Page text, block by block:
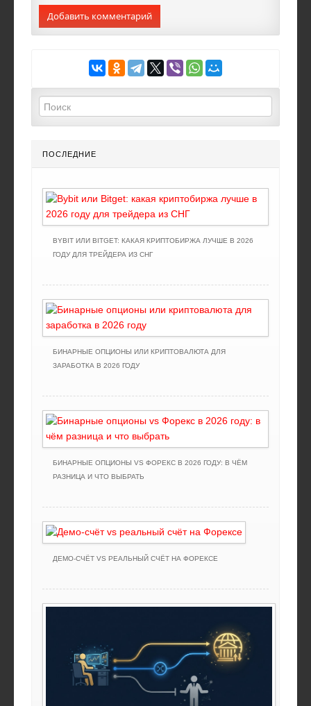
Добавить комментарий
ПОСЛЕДНИЕ
BYBIT ИЛИ BITGET: КАКАЯ КРИПТОБИРЖА ЛУЧШЕ В 2026
ГОДУ ДЛЯ ТРЕЙДЕРА ИЗ СНГ
БИНАРНЫЕ ОПЦИОНЫ ИЛИ КРИПТОВАЛЮТА ДЛЯ
ЗАРАБОТКА В 2026 ГОДУ
БИНАРНЫЕ ОПЦИОНЫ VS ФОРЕКС В 2026 ГОДУ: В ЧЁМ
РАЗНИЦА И ЧТО ВЫБРАТЬ
ДЕМО-СЧЁТ VS РЕАЛЬНЫЙ СЧЁТ НА ФОРЕКСЕ